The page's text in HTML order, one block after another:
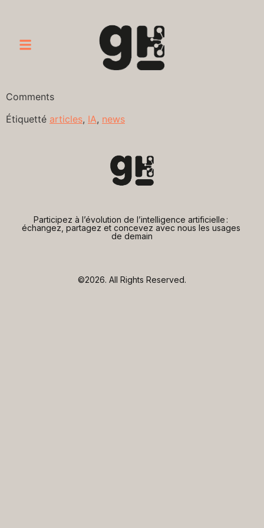
Comments
Étiquetté articles, IA, news
Participez à l’évolution de l’intelligence artificielle :
échangez, partagez et concevez avec nous les usages
de demain
©2026. All Rights Reserved.